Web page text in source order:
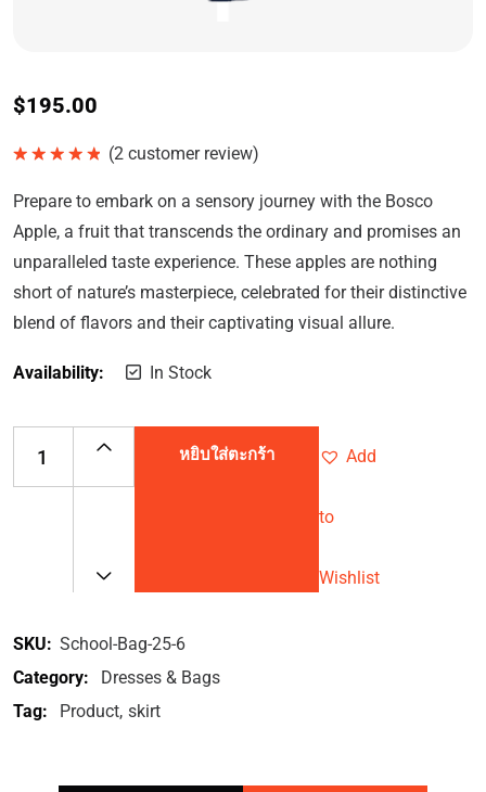
$195.00
5 คะแนน
(2 customer review)
Prepare to embark on a sensory journey with the Bosco
Apple, a fruit that transcends the ordinary and promises an
unparalleled taste experience. These apples are nothing
short of nature’s masterpiece, celebrated for their distinctive
blend of flavors and their captivating visual allure.
Availability: In Stock
หยิบใส่ตะกร้า Add
to
Wishlist
SKU: School-Bag-25-6
Category:
Dresses & Bags
Tag:
Product skirt